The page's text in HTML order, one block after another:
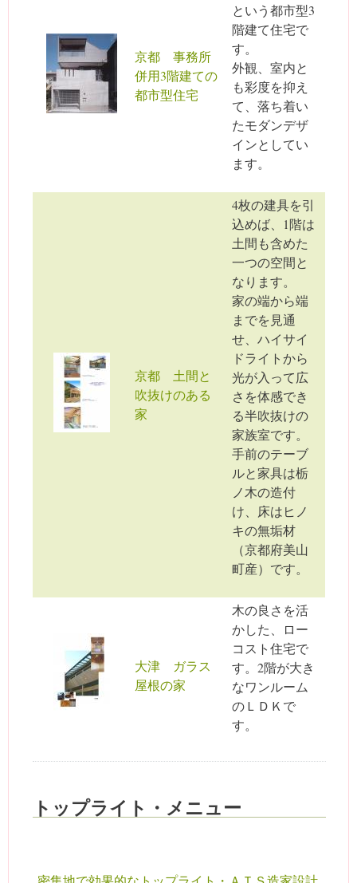
京都 事務所
併用3階建ての
都市型住宅
という都市型3
階建て住宅で
す。
外観、室内と
も彩度を抑え
て、落ち着い
たモダンデザ
インとしてい
ます。
京都 土間と
吹抜けのある
家
4枚の建具を引
込めば、1階は
土間も含めた
一つの空間と
なります。
家の端から端
までを見通
せ、ハイサイ
ドライトから
光が入って広
さを体感でき
る半吹抜けの
家族室です。
手前のテーブ
ルと家具は栃
ノ木の造付
け、床はヒノ
キの無垢材
（京都府美山
町産）です。
大津 ガラス
屋根の家
木の良さを活
かした、ロー
コスト住宅で
す。2階が大き
なワンルーム
のＬＤＫで
す。
トップライト・メニュー